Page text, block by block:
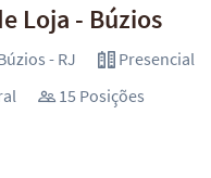
Loja - Búzios
- RJ
Presencial
15 Posições